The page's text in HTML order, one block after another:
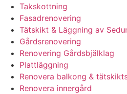
Takskottning
Fasadrenovering
Tätskikt & Läggning av
Gårdsrenovering
Renovering Gårdsbjälklag
Plattläggning
Renovera balkong &
Renovera innergård